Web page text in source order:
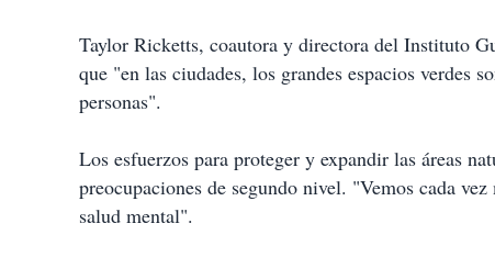
Taylor Ricketts, coautora y directora del Instituto
que "en las ciudades, los grandes espacios verdes
personas".
Los esfuerzos para proteger y expandir las áreas
preocupaciones de segundo nivel. "Vemos cada
salud mental".